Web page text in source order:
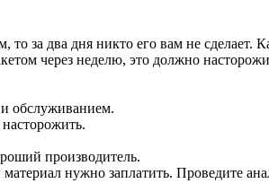
за два дня никто его вам не сделает.
через неделю, это должно
обслуживанием.
производитель.
нужно заплатить. Проведите